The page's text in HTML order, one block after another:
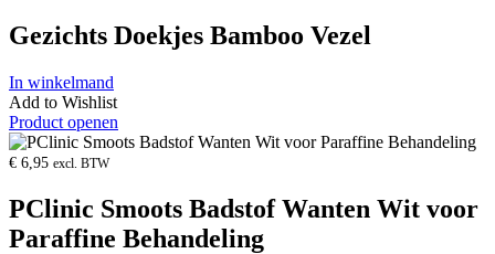
Gezichts Doekjes Bamboo Vezel
In winkelmand
Add to Wishlist
Product openen
€ 6,95 excl. BTW
PClinic Smoots Badstof Wanten Wit voor
Paraffine Behandeling